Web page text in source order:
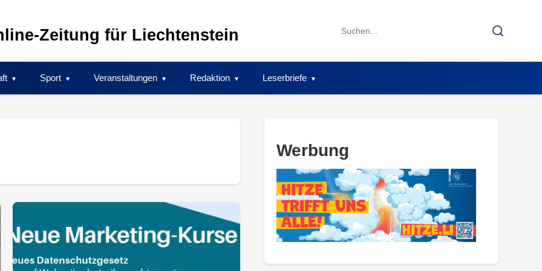
Zeitung für Liechtenstein
Search
Search
Sport Veranstaltungen Redaktion Leserbriefe
Werbung